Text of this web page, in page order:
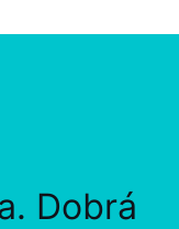
Dobrá